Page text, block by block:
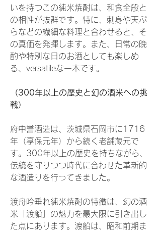
いを持つこの純米焼酎は、和食全般と
の相性が抜群です。特に、刺身や天ぷ
らなどの繊細な料理と合わせると、そ
の真価を発揮します。また、日常の晩
酌や特別な日のお酒としても楽しめ
る、versatileな一本です。
（300年以上の歴史と幻の酒米への挑
戦）
府中誉酒造は、茨城県石岡市に1716
年（享保元年）から続く老舗蔵元で
す。300年以上の歴史を持ちながら、
伝統を守りつつ時代に合わせた革新的
な酒造りを行ってきました。
渡舟吟垂れ純米焼酎の特徴は、幻の酒
米「渡船」の魅力を最大限に引き出し
た点にあります。渡船は、昭和前期ま